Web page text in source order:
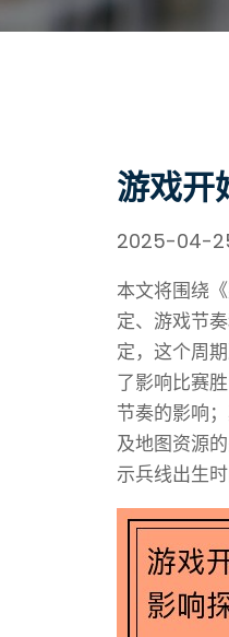
游戏开
2025-04-
本文将围绕
定、游戏节
定，这个周
了影响比赛
节奏的影响
及地图资源
示兵线出生